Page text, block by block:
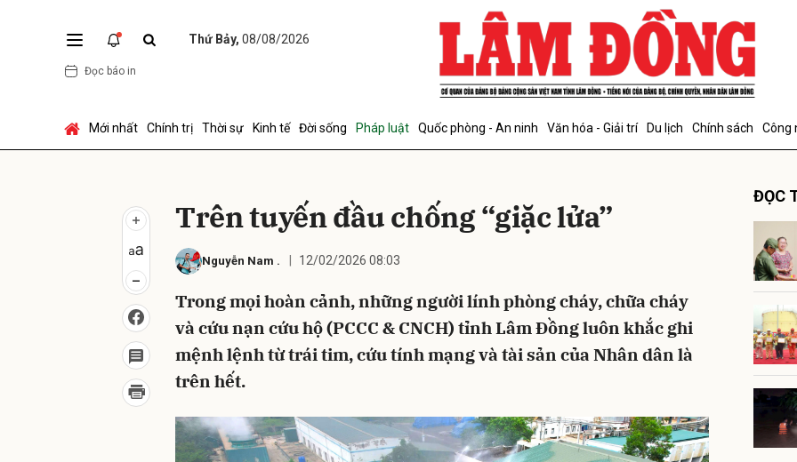
Thứ Bảy, 08/08/2026
Đọc báo in
Mới nhất Chính trị Thời sự Kinh tế Đời sống Pháp luật Quốc phòng - An ninh Văn hóa - Giải trí Du lịch Chính sách Công
Trên tuyến đầu chống “giặc lửa”
Nguyễn Nam . 12/02/2026 08:03
Trong mọi hoàn cảnh, những người lính phòng cháy, chữa cháy
và cứu nạn cứu hộ (PCCC & CNCH) tỉnh Lâm Đồng luôn khắc ghi
mệnh lệnh từ trái tim, cứu tính mạng và tài sản của Nhân dân là
trên hết.
ĐỌC
Gửi bình luận